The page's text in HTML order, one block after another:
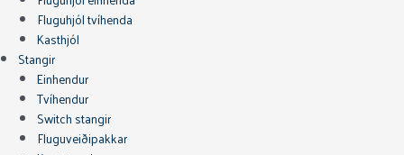
Fluguhjól tvíhenda
Kasthjól
Stangir
Einhendur
Tvíhendur
Switch stangir
Fluguveiðipakkar